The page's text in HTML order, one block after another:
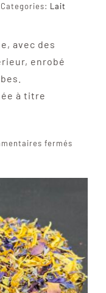
Categories: Lait
avec des
enrobé
à titre
fermés